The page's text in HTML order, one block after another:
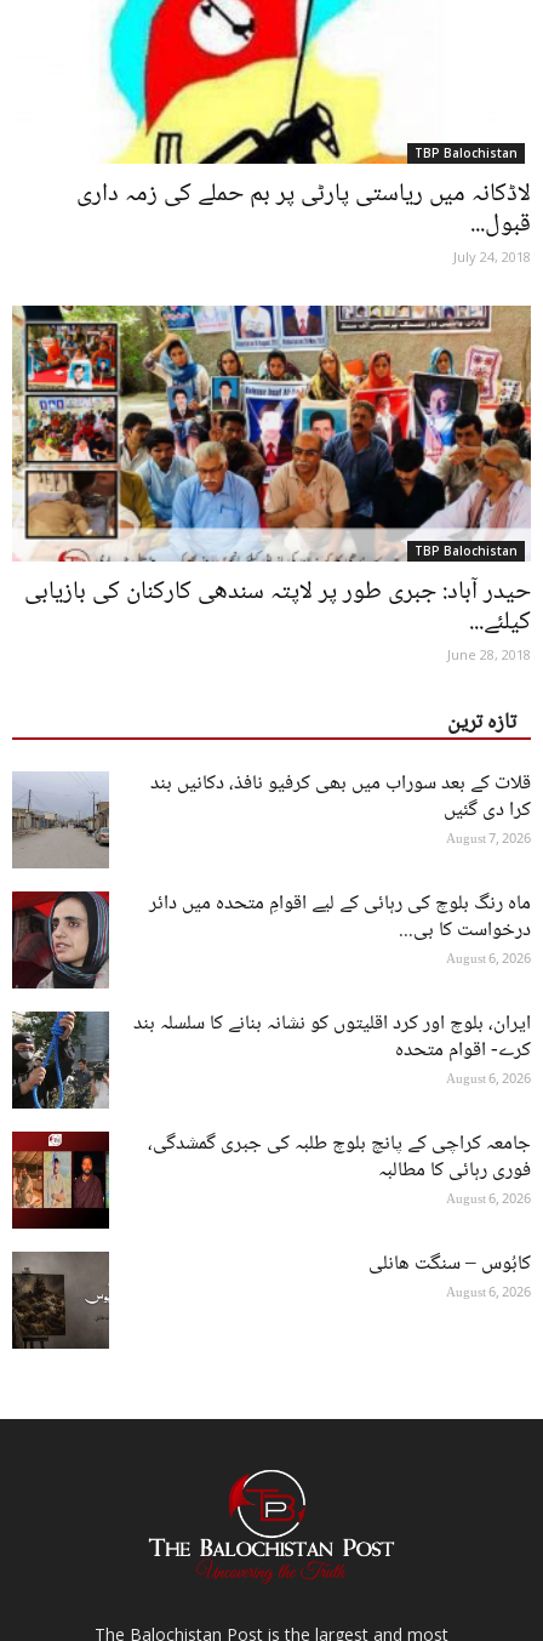
TBP Balochistan
لاڈکانہ میں ریاستی پارٹی پر بم حملے کی زمہ داری
قبول...
July 24, 2018
TBP Balochistan
حیدر آباد: جبری طور پر لاپتہ سندھی کارکنان کی بازیابی
کیلئے...
June 28, 2018
تازہ ترین
قلات کے بعد سوراب میں بھی کرفیو نافذ، دکانیں بند
کرا دی گئیں
August 7, 2026
ماہ رنگ بلوچ کی رہائی کے لیے اقوامِ متحدہ میں دائر
درخواست کا بی...
August 6, 2026
ایران، بلوچ اور کرد اقلیتوں کو نشانہ بنانے کا سلسلہ بند
کرے- اقوام متحدہ
August 6, 2026
جامعہ کراچی کے پانچ بلوچ طلبہ کی جبری گمشدگی،
فوری رہائی کا مطالبہ
August 6, 2026
کابُوس – سنگت ھانلی
August 6, 2026
The Balochistan Post is the largest and most